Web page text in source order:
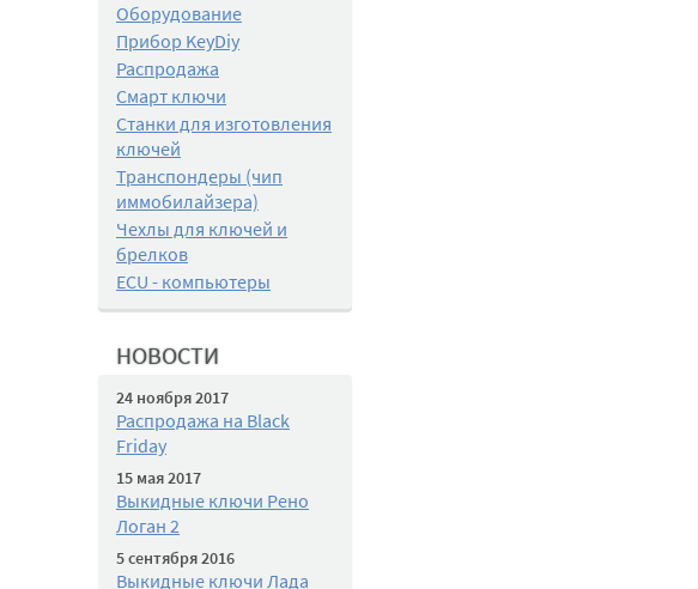
Оборудование
Прибор KeyDiy
Распродажа
Смарт ключи
Станки для изготовления
ключей
Транспондеры (чип
иммобилайзера)
Чехлы для ключей и
брелков
ECU - компьютеры
НОВОСТИ
24 ноября 2017
Распродажа на Black
Friday
15 мая 2017
Выкидные ключи Рено
Логан 2
5 сентября 2016
Выкидные ключи Лада